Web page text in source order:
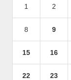
1 2
8 9
15 16
22 23